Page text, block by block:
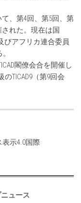
、第4回、第5回、第
れた。現在は国
びアフリカ連合委員
閣僚会合を開催し
TICAD9（第9回会
示4.0国際
ュース